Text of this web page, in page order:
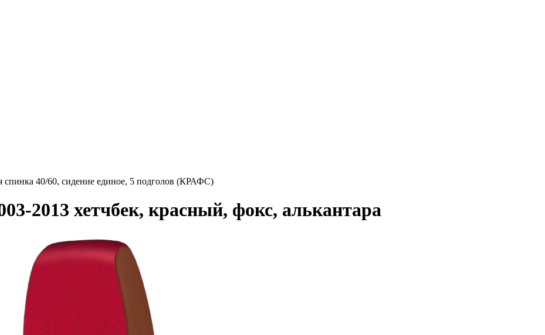
спинка 40/60, сидение единое, 5 подголов (КРАФС)
2013 хетчбек, красный, фокс, алькантара